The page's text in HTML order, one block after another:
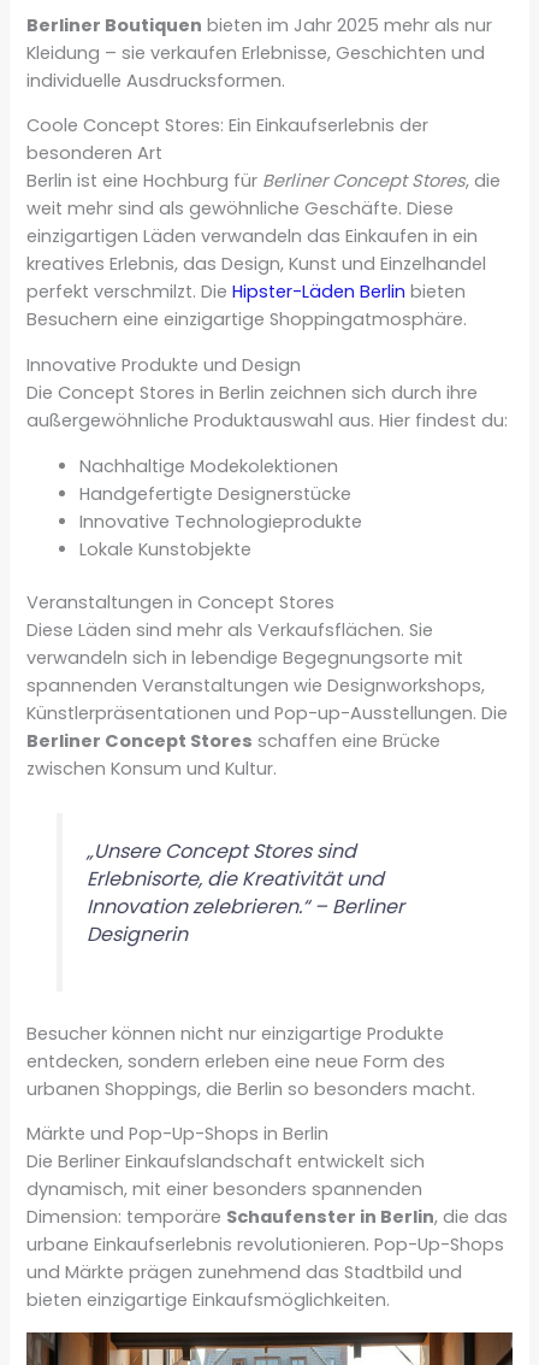
Berliner Boutiquen bieten im Jahr 2025 mehr als nur
Kleidung – sie verkaufen Erlebnisse, Geschichten und
individuelle Ausdrucksformen.
Coole Concept Stores: Ein Einkaufserlebnis der
besonderen Art
Berlin ist eine Hochburg für Berliner Concept Stores, die
weit mehr sind als gewöhnliche Geschäfte. Diese
einzigartigen Läden verwandeln das Einkaufen in ein
kreatives Erlebnis, das Design, Kunst und Einzelhandel
perfekt verschmilzt. DieHipster-Läden Berlin bieten
Besuchern eine einzigartige Shoppingatmosphäre.
Innovative Produkte und Design
Die Concept Stores in Berlin zeichnen sich durch ihre
außergewöhnliche Produktauswahl aus. Hier findest du:
Nachhaltige Modekolektionen
Handgefertigte Designerstücke
Innovative Technologieprodukte
Lokale Kunstobjekte
Veranstaltungen in Concept Stores
Diese Läden sind mehr als Verkaufsflächen. Sie
verwandeln sich in lebendige Begegnungsorte mit
spannenden Veranstaltungen wie Designworkshops,
Künstlerpräsentationen und Pop-up-Ausstellungen. Die
Berliner Concept Stores schaffen eine Brücke
zwischen Konsum und Kultur.
„Unsere Concept Stores sind
Erlebnisorte, die Kreativität und
Innovation zelebrieren.“ – Berliner
Designerin
Besucher können nicht nur einzigartige Produkte
entdecken, sondern erleben eine neue Form des
urbanen Shoppings, die Berlin so besonders macht.
Märkte und Pop-Up-Shops in Berlin
Die Berliner Einkaufslandschaft entwickelt sich
dynamisch, mit einer besonders spannenden
Dimension: temporäre Schaufenster in Berlin, die das
urbane Einkaufserlebnis revolutionieren. Pop-Up-Shops
und Märkte prägen zunehmend das Stadtbild und
bieten einzigartige Einkaufsmöglichkeiten.